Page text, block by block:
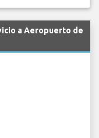
a Aeropuerto de